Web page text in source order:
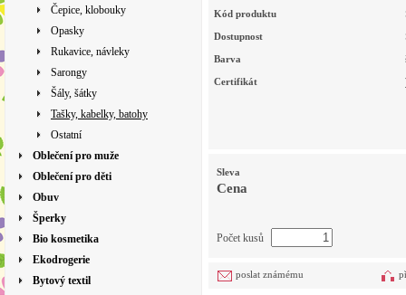
Čepice, klobouky
Opasky
Rukavice, návleky
Sarongy
Šály, šátky
Tašky, kabelky, batohy
Ostatní
Oblečení pro muže
Oblečení pro děti
Obuv
Šperky
Bio kosmetika
Ekodrogerie
Bytový textil
Kód produktu
Dostupnost
Barva
Certifikát
Sleva
Cena
Počet kusů
poslat známému